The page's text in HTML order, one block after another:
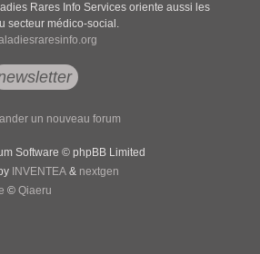
Rares Info Services oriente aussi les
secteur médico-social.
un nouveau forum
Software © phpBB Limited
INVENTEA & nextgen
© Qiaeru